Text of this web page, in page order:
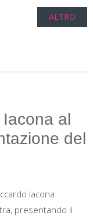
ALTRO
al
del
Iacona
presentando il